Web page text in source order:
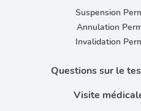
Suspension
Annulation
Invalidation
Questions sur le
Visite